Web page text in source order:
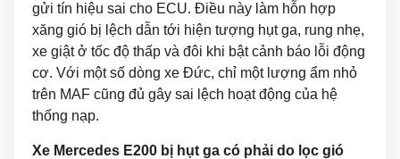
gửi tín hiệu sai cho ECU. Điều này làm hỗn hợp
xăng gió bị lệch dẫn tới hiện tượng hụt ga, rung nhẹ,
xe giật ở tốc độ thấp và đôi khi bật cảnh báo lỗi động
cơ. Với một số dòng xe Đức, chỉ một lượng ẩm nhỏ
trên MAF cũng đủ gây sai lệch hoạt động của hệ
thống nạp.
Xe Mercedes E200 bị hụt ga có phải do lọc gió